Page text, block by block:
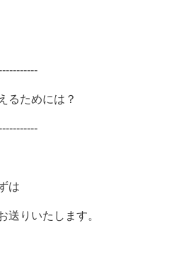
るためには？
は
送りいたします。